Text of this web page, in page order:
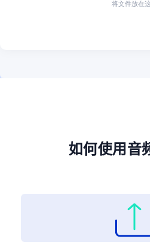
如何使用音